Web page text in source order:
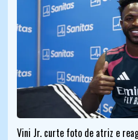
Vini Jr. curte foto de atriz e